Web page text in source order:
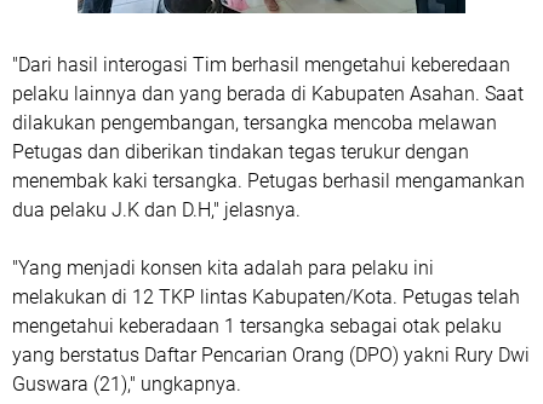
"Dari hasil interogasi Tim berhasil mengetahui keberedaan
pelaku lainnya dan yang berada di Kabupaten Asahan. Saat
dilakukan pengembangan, tersangka mencoba melawan
Petugas dan diberikan tindakan tegas terukur dengan
menembak kaki tersangka. Petugas berhasil mengamankan
dua pelaku J.K dan D.H," jelasnya.
"Yang menjadi konsen kita adalah para pelaku ini
melakukan di 12 TKP lintas Kabupaten/Kota. Petugas telah
mengetahui keberadaan 1 tersangka sebagai otak pelaku
yang berstatus Daftar Pencarian Orang (DPO) yakni Rury Dwi
Guswara (21)," ungkapnya.